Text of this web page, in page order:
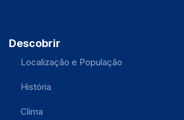
Descobrir
Localização e População
História
Clima